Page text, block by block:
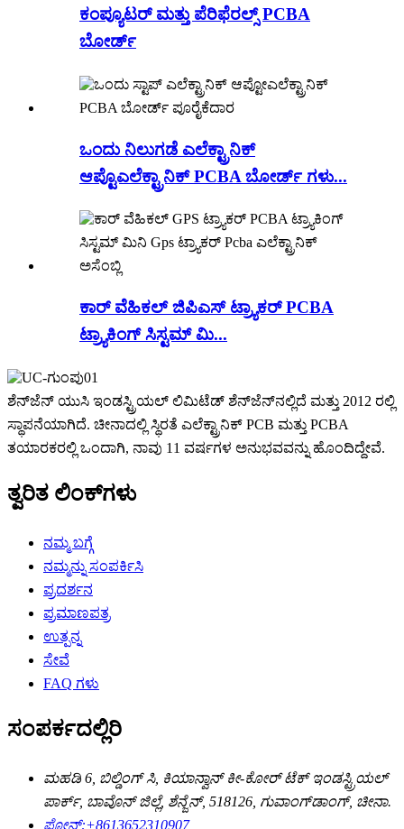
ಕಂಪ್ಯೂಟರ್ ಮತ್ತು ಪೆರಿಫೆರಲ್ಸ್ PCBA
ಬೋರ್ಡ್
ಒಂದು ನಿಲುಗಡೆ ಎಲೆಕ್ಟ್ರಾನಿಕ್
ಆಪ್ಟೊಎಲೆಕ್ಟ್ರಾನಿಕ್ PCBA ಬೋರ್ಡ್ ಗಳು...
ಕಾರ್ ವೆಹಿಕಲ್ ಜಿಪಿಎಸ್ ಟ್ರ್ಯಾಕರ್ PCBA
ಟ್ರ್ಯಾಕಿಂಗ್ ಸಿಸ್ಟಮ್ ಮಿ...
ಶೆನ್‌ಜೆನ್ ಯುಸಿ ಇಂಡಸ್ಟ್ರಿಯಲ್ ಲಿಮಿಟೆಡ್ ಶೆನ್‌ಜೆನ್‌ನಲ್ಲಿದೆ ಮತ್ತು 2012 ರಲ್ಲಿ
ಸ್ಥಾಪನೆಯಾಗಿದೆ. ಚೀನಾದಲ್ಲಿ ಸ್ಥಿರತೆ ಎಲೆಕ್ಟ್ರಾನಿಕ್ PCB ಮತ್ತು PCBA
ತಯಾರಕರಲ್ಲಿ ಒಂದಾಗಿ, ನಾವು 11 ವರ್ಷಗಳ ಅನುಭವವನ್ನು ಹೊಂದಿದ್ದೇವೆ.
ತ್ವರಿತ ಲಿಂಕ್‌ಗಳು
ನಮ್ಮ ಬಗ್ಗೆ
ನಮ್ಮನ್ನು ಸಂಪರ್ಕಿಸಿ
ಪ್ರದರ್ಶನ
ಪ್ರಮಾಣಪತ್ರ
ಉತ್ಪನ್ನ
ಸೇವೆ
FAQ ಗಳು
ಸಂಪರ್ಕದಲ್ಲಿರಿ
ಮಹಡಿ 6, ಬಿಲ್ಡಿಂಗ್ ಸಿ, ಕಿಯಾನ್ವಾನ್ ಕೀ-ಕೋರ್ ಟೆಕ್ ಇಂಡಸ್ಟ್ರಿಯಲ್
ಪಾರ್ಕ್, ಬಾವೊನ್ ಜಿಲ್ಲೆ, ಶೆನ್ಜೆನ್, 518126, ಗುವಾಂಗ್‌ಡಾಂಗ್, ಚೀನಾ.
ಫೋನ್:+8613652310907